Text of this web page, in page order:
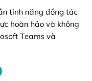
tính năng đồng tác
hoàn hảo và không
Teams và